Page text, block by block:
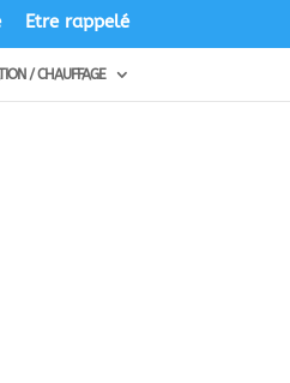
Etre rappelé
/ CHAUFFAGE